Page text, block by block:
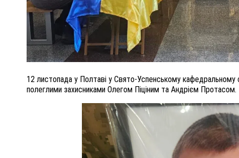
12 листопада у Полтаві у Свято-Успенському
полеглими захисниками Олегом Піціним та Андрієм
26 листопада 2025 0